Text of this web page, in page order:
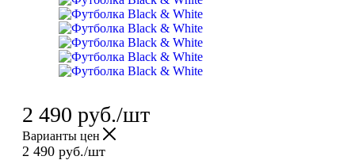
2 490 руб./шт
Варианты цен
2 490 руб./шт